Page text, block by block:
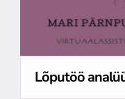
Lõputöö